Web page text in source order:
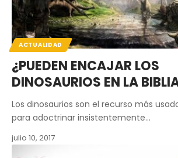
ACTUALIDAD
¿PUEDEN ENCAJAR LOS
DINOSAURIOS EN LA
Los dinosaurios son el recurso más
para adoctrinar insistentemente…
julio 10, 2017